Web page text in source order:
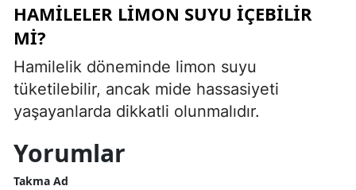
HAMILELER LIMON SUYU IÇEBILIR
MI?
Hamilelik döneminde limon suyu
tüketilebilir, ancak mide hassasiyeti
yaşayanlarda dikkatli olunmalıdır.
Yorumlar
Takma Ad